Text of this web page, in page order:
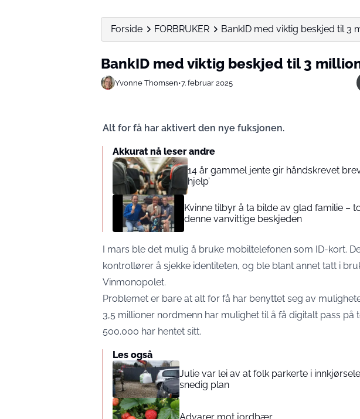
Forside FORBRUKER BankID med viktig beskjed til 3
BankID med viktig beskjed til 3
Yvonne Thomsen•7. februar 2025
Alt for få har aktivert den nye fuksjonen.
Akkurat nå leser andre
14 år gammel jente gir håndskrevet
hjelp’
Kvinne tilbyr å ta bilde av glad familie –
denne vanvittige beskjeden
I mars ble det mulig å bruke mobiltelefonen som ID-kort.
kontrollører å sjekke identiteten, og ble blant annet tatt i
Vinmonopolet.
Problemet er bare at alt for få har benyttet seg av
3,5 millioner nordmenn har mulighet til å få digitalt pass på
500.000 har hentet sitt.
Les også
Julie var lei av at folk parkerte i
snedig plan
Advarer mot jordbær